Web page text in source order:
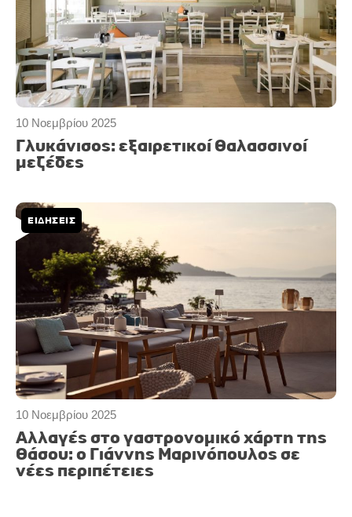
10 Νοεμβρίου 2025
Γλυκάνισος: εξαιρετικοί θαλασσινοί
μεζέδες
10 Νοεμβρίου 2025
ΕΙΔΗΣΕΙΣ
Αλλαγές στο γαστρονομικό χάρτη της
Θάσου: ο Γιάννης Μαρινόπουλος σε
νέες περιπέτειες